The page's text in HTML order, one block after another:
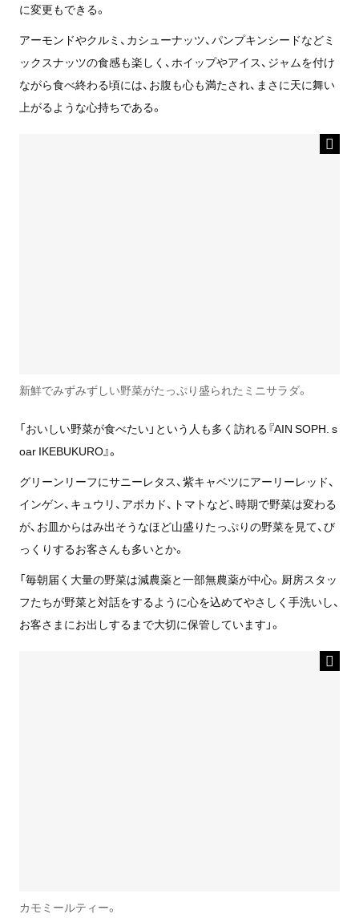
に変更もできる。
アーモンドやクルミ、カシューナッツ、パンプキンシードなどミ
ックスナッツの食感も楽しく、ホイップやアイス、ジャムを付け
ながら食べ終わる頃には、お腹も心も満たされ、まさに天に舞い
上がるような心持ちである。
新鮮でみずみずしい野菜がたっぷり盛られたミニサラダ。
「おいしい野菜が食べたい」という人も多く訪れる『AIN SOPH. s
oar IKEBUKURO』。
グリーンリーフにサニーレタス、紫キャベツにアーリーレッド、
インゲン、キュウリ、アボカド、トマトなど、時期で野菜は変わる
が、お皿からはみ出そうなほど山盛りたっぷりの野菜を見て、び
っくりするお客さんも多いとか。
「毎朝届く大量の野菜は減農薬と一部無農薬が中心。厨房スタッ
フたちが野菜と対話をするように心を込めてやさしく手洗いし、
お客さまにお出しするまで大切に保管しています」。
カモミールティー。